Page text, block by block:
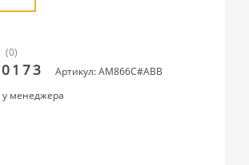
(0)
Артикул: AM866C#ABB
у менеджера